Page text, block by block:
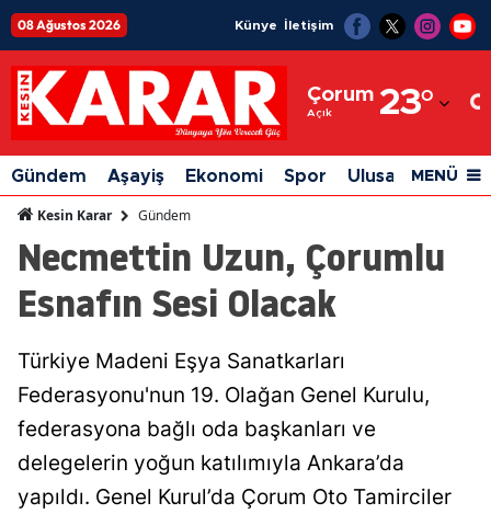
08 Ağustos 2026 Künye İletişim
Çorum
Açık 23°
Adıyaman
Afyonkarahisar
Ağrı
Amasya
Aydın
Balıkesir
Gündem Aşayiş Ekonomi Spor Ulusal Siyaset
MENÜ
Kesin Karar Gündem
Necmettin Uzun, Çorumlu
Esnafın Sesi Olacak
Türkiye Madeni Eşya Sanatkarları
Federasyonu'nun 19. Olağan Genel Kurulu,
federasyona bağlı oda başkanları ve
delegelerin yoğun katılımıyla Ankara’da
yapıldı. Genel Kurul’da Çorum Oto Tamirciler